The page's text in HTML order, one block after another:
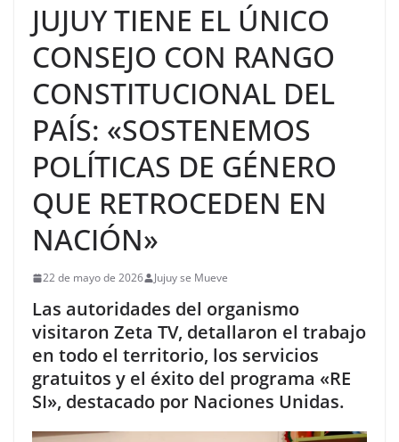
JUJUY TIENE EL ÚNICO
CONSEJO CON RANGO
CONSTITUCIONAL DEL
PAÍS: «SOSTENEMOS
POLÍTICAS DE GÉNERO
QUE RETROCEDEN EN
NACIÓN»
22 de mayo de 2026 Jujuy se Mueve
Las autoridades del organismo
visitaron Zeta TV, detallaron el trabajo
en todo el territorio, los servicios
gratuitos y el éxito del programa «RE
SI», destacado por Naciones Unidas.